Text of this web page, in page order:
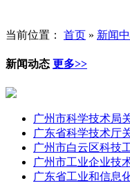
当前位置： 首页 » 新闻
新闻动态 更多>>
广州市科学技术局
广东省科学技术厅
广州市白云区科技
广州市工业企业技
广东省工业和信息